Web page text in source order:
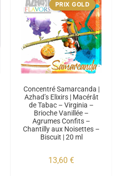
PRIX GOLD
Concentré Samarcanda |
Azhad’s Elixirs | Macérât
de Tabac – Virginia –
Brioche Vanillée –
Agrumes Confits –
Chantilly aux Noisettes –
Biscuit | 20 ml
13,60 €